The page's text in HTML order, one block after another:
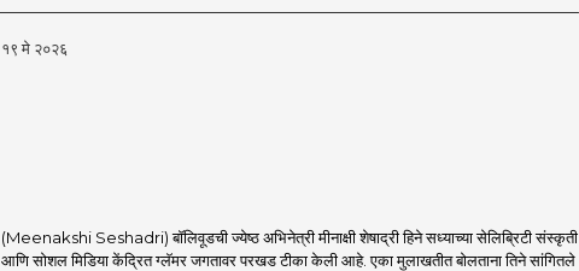
१९ मे २०२६
(Meenakshi Seshadri) बॉलिवूडची ज्येष्ठ अभिनेत्री मीनाक्षी शेषाद्री हिने सध्याच्या सेलिब्रिटी संस्कृती
आणि सोशल मिडिया केंद्रित ग्लॅमर जगतावर परखड टीका केली आहे. एका मुलाखतीत बोलताना तिने सांगितले